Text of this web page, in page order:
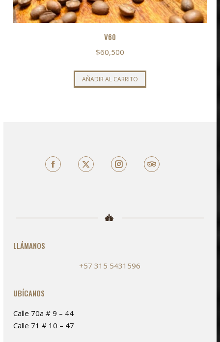
V60
$60,500
AÑADIR AL CARRITO
FacebookX TripAdvisor
LLÁMANOS
+57 315 5431596
UBÍCANOS
Calle 70a # 9 – 44
Calle 71 # 10 – 47